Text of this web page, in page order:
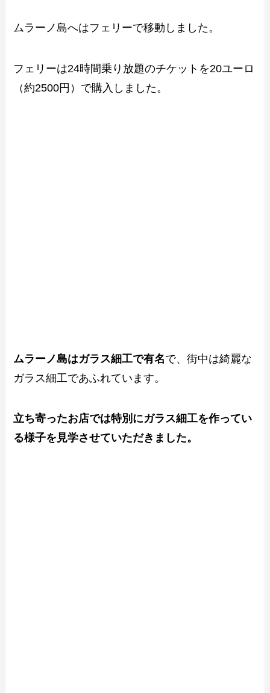
ムラーノ島へはフェリーで移動しました。
フェリーは24時間乗り放題のチケットを20ユーロ
（約2500円）で購入しました。
ムラーノ島はガラス細工で有名で、街中は綺麗な
ガラス細工であふれています。
立ち寄ったお店では特別にガラス細工を作ってい
る様子を見学させていただきました。